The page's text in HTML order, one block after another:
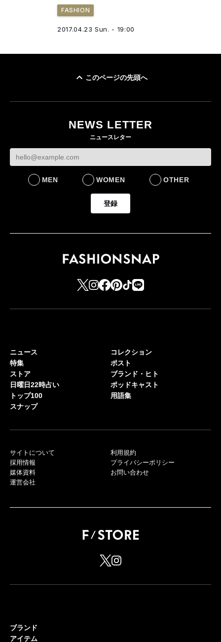
FASHION
2017.04.23 Sun. - 19:00
このページの先頭へ
NEWS LETTER
ニュースレター
MEN WOMEN OTHER
登録
ニュース
特集
ストア
日曜日22時占い
トップ100
スナップ
コレクション
ポスト
ブランド・ヒト
ポッドキャスト
用語集
サイトについて
採用情報
媒体資料
運営会社
利用規約
プライバシーポリシー
お問い合わせ
ブランド
アイテム